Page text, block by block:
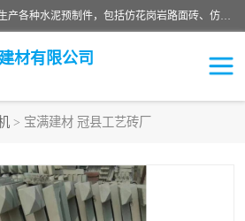
邯郸市宝满建材有限公司专业生产各种水泥预制件，包括仿花岗岩路面砖、仿花岗岩人行道砖、仿花岗岩路侧石、烧结砖、植草砖、码头砖连锁块、仿花岗岩路侧石、沙井盖、水泥盖板等各种水泥制品
材有限公司
> 宝满建材 冠县工艺砖厂
混凝土路沿石